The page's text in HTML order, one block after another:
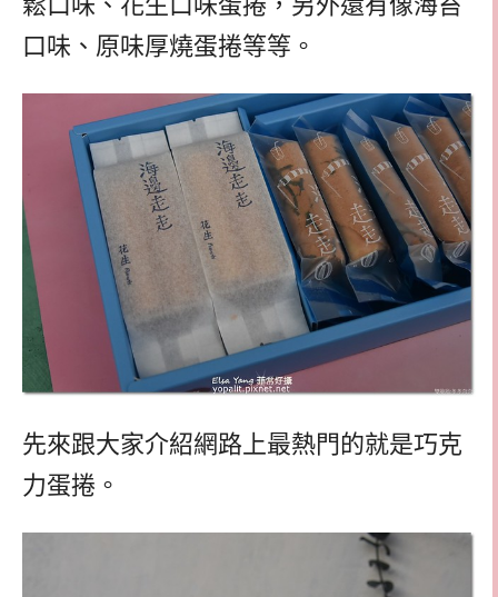
口味、原味厚燒蛋捲等等。
先來跟大家介紹網路上最熱門的就是巧克
力蛋捲。